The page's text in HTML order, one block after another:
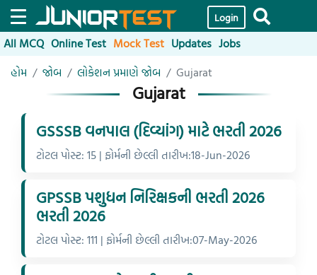
Login
All MCQ Online Test Mock Test Updates Jobs
હોમ
જોબ લોકેશન પ્રમાણે જોબ Gujarat
Gujarat
GSSSB વનપાલ (દિવ્યાંગ) માટે ભરતી 2026
ટોટલ પોસ્ટ: 15 | ફોર્મની છેલ્લી તારીખ:18-Jun-2026
GPSSB પશુધન નિરિક્ષકની ભરતી 2026
ભરતી 2026
ટોટલ પોસ્ટ: 111 | ફોર્મની છેલ્લી તારીખ:07-May-2026